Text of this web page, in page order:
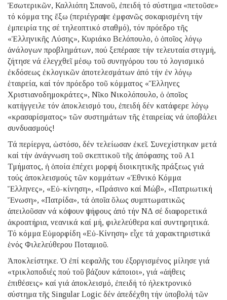
Ἐσωτερικῶν, Καλλιόπη Σπανοῦ, ἐπειδή τό σύστημα «πετοῦσε»
τό κόμμα της ἔξω (περιέγραψε ἐμφανῶς σοκαρισμένη τήν
ἐμπειρία της σέ τηλεοπτικό σταθμό), τόν πρόεδρο τῆς
«Ἑλληνικῆς Λύσης», Κυριάκο Βελόπουλο, ὁ ὁποῖος λόγῳ
ἀνάλογων προβλημάτων, πού ξεπέρασε τήν τελευταία στιγμή,
ζήτησε νά ἐλεγχθεῖ μέσῳ τοῦ συνηγόρου του τό λογισμικό
ἐκδόσεως ἐκλογικῶν ἀποτελεσμάτων ἀπό τήν ἐν λόγῳ
ἑταιρεία, καί τόν πρόεδρο τοῦ κόμματος «Ἕλληνες
Χριστιανοδημοκράτες», Νῖκο Νικολόπουλο, ὁ ὁποῖος
κατήγγειλε τόν ἀποκλεισμό του, ἐπειδή δέν κατάφερε λόγῳ
«κρασαρίσματος» τῶν συστημάτων τῆς ἑταιρείας νά ὑποβάλει
συνδυασμούς!
Τά περίεργα, ὡστόσο, δέν τελείωσαν ἐκεῖ. Συνεχίστηκαν μετά
καί τήν ἀνάγνωση τοῦ σκεπτικοῦ τῆς ἀπόφασης τοῦ Α1
Τμήματος, ἡ ὁποία ἐπέχει μορφή διοικητικῆς πράξεως γιά
τούς ἀποκλεισμούς τῶν κομμάτων «Ἐθνικό Κόμμα
Ἕλληνες», «Εὐ-κίνηση», «Πράσινο καί Μώβ», «Πατριωτική
Ἕνωση», «Πατρίδα», τά ὁποῖα ὅλως συμπτωματικῶς
ἀπειλοῦσαν νά κόψουν ψήφους ἀπό τήν ΝΔ σέ διαφορετικά
ἀκροατήρια, νεανικά καί μή, φιλελεύθερα καί συντηρητικά.
Τό κόμμα Εὐμορφίδη «Εὐ-Κίνηση» εἶχε τά χαρακτηριστικά
ἑνός Φιλελεύθερου Ποταμιοῦ.
Ἀποκλείστηκε. Ὁ ἐπί κεφαλῆς του ἐξοργισμένος μίλησε γιά
«τρικλοποδιές πού τοῦ βάζουν κάποιοι», γιά «ἀήθεις
ἐπιθέσεις» καί γιά ἀποκλεισμό, ἐπειδή τό ἠλεκτρονικό
σύστημα τῆς Singular Logic δέν ἀπεδέχθη τήν ὑποβολή τῶν